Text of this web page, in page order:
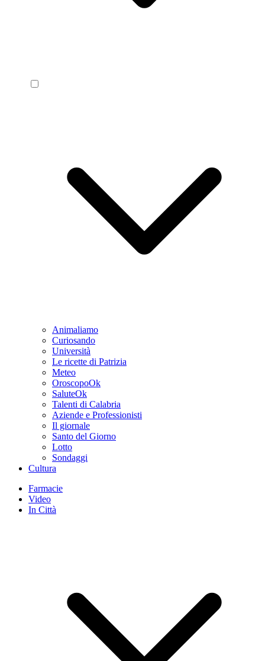
Animaliamo
Curiosando
Università
Le ricette di Patrizia
Meteo
OroscopoOk
SaluteOk
Talenti di Calabria
Aziende e Professionisti
Il giornale
Santo del Giorno
Lotto
Sondaggi
Cultura
Farmacie
Video
In Città